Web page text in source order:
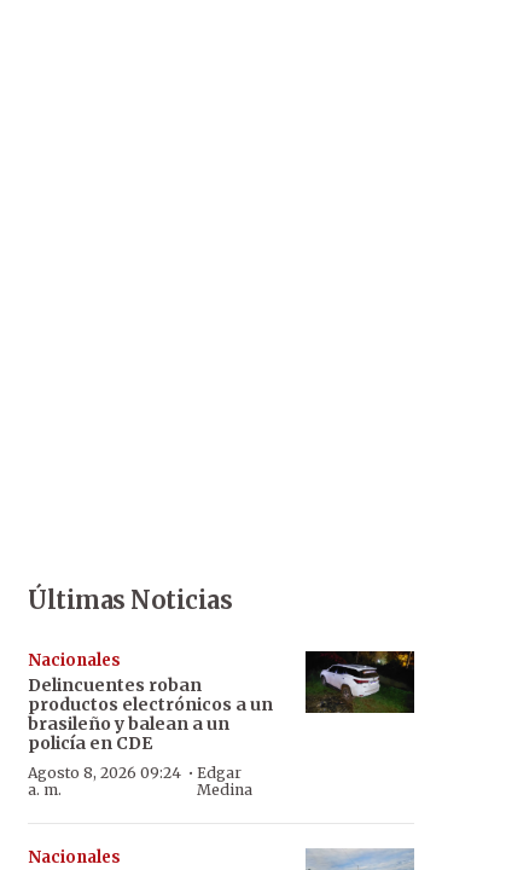
Últimas Noticias
Nacionales
Delincuentes roban
productos electrónicos a un
brasileño y balean a un
policía en CDE
Agosto 8, 2026 09:24
a. m.
· Edgar
Medina
Nacionales